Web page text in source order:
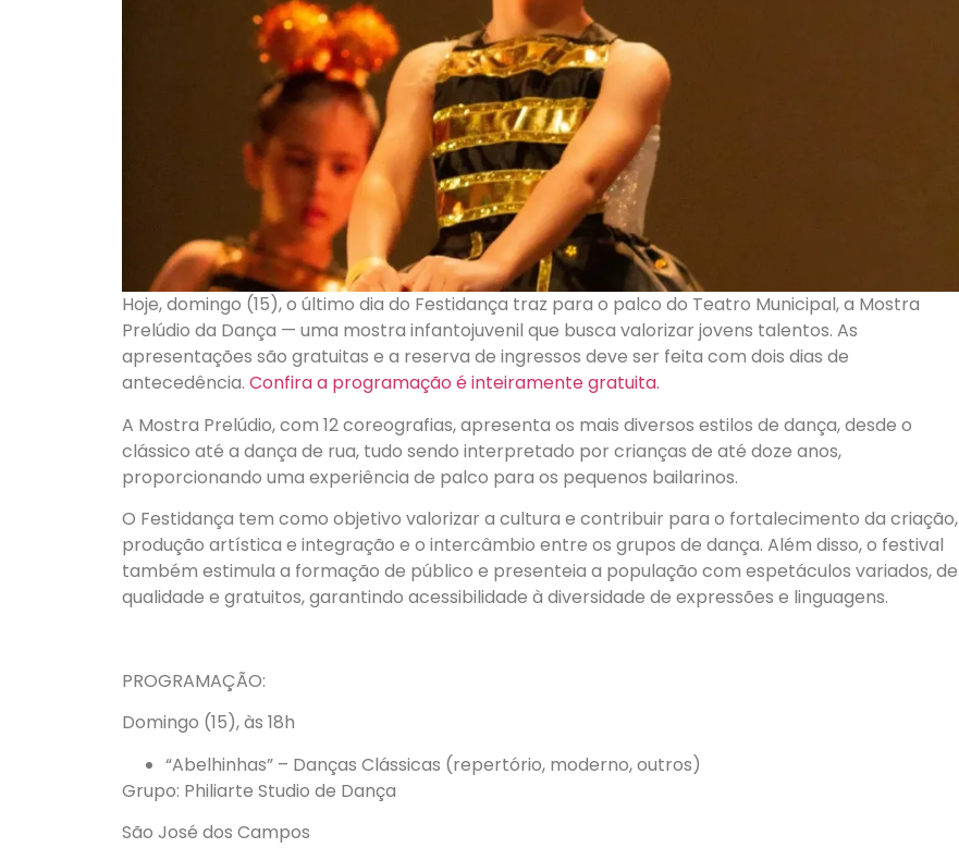
Hoje, domingo (15), o último dia do Festidança traz para o palco do Teatro Municipal, a Mostra
Prelúdio da Dança — uma mostra infantojuvenil que busca valorizar jovens talentos. As
apresentações são gratuitas e a reserva de ingressos deve ser feita com dois dias de
antecedência. Confira a programação é inteiramente gratuita.
A Mostra Prelúdio, com 12 coreografias, apresenta os mais diversos estilos de dança, desde o
clássico até a dança de rua, tudo sendo interpretado por crianças de até doze anos,
proporcionando uma experiência de palco para os pequenos bailarinos.
O Festidança tem como objetivo valorizar a cultura e contribuir para o fortalecimento da criação,
produção artística e integração e o intercâmbio entre os grupos de dança. Além disso, o festival
também estimula a formação de público e presenteia a população com espetáculos variados, de
qualidade e gratuitos, garantindo acessibilidade à diversidade de expressões e linguagens.
PROGRAMAÇÃO:
Domingo (15), às 18h
“Abelhinhas” – Danças Clássicas (repertório, moderno, outros)
Grupo: Philiarte Studio de Dança
São José dos Campos